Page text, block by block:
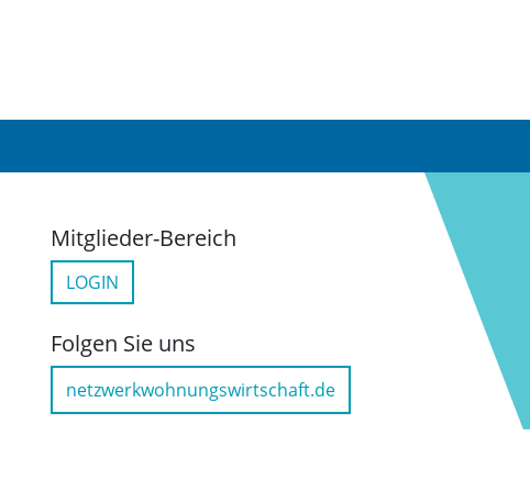
Mitglieder-Bereich
LOGIN
Folgen Sie uns
netzwerkwohnungswirtschaft.de